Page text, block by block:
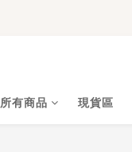
所有商品 現貨區